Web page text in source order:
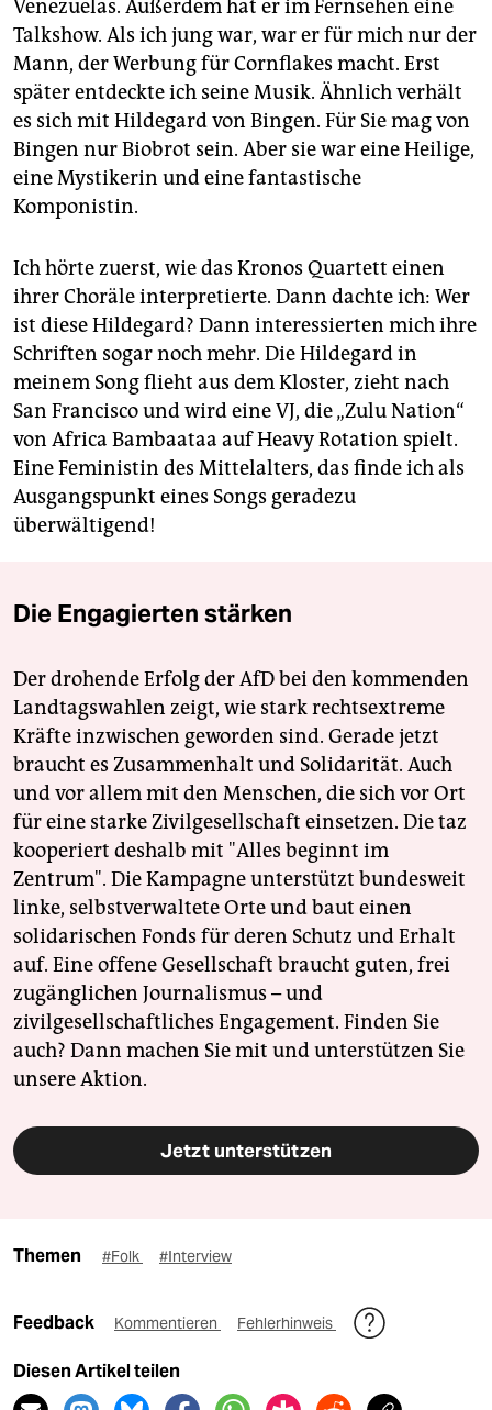
Venezuelas. Außerdem hat er im Fernsehen eine
Talkshow. Als ich jung war, war er für mich nur der
Mann, der Werbung für Cornflakes macht. Erst
später entdeckte ich seine Musik. Ähnlich verhält
es sich mit Hildegard von Bingen. Für Sie mag von
Bingen nur Biobrot sein. Aber sie war eine Heilige,
eine Mystikerin und eine fantastische
Komponistin.
Ich hörte zuerst, wie das Kronos Quartett einen
ihrer Choräle interpretierte. Dann dachte ich: Wer
ist diese Hildegard? Dann interessierten mich ihre
Schriften sogar noch mehr. Die Hildegard in
meinem Song flieht aus dem Kloster, zieht nach
San Francisco und wird eine VJ, die „Zulu Nation“
von Africa Bambaataa auf Heavy Rotation spielt.
Eine Feministin des Mittelalters, das finde ich als
Ausgangspunkt eines Songs geradezu
überwältigend!
Die Engagierten stärken
Der drohende Erfolg der AfD bei den kommenden
Landtagswahlen zeigt, wie stark rechtsextreme
Kräfte inzwischen geworden sind. Gerade jetzt
braucht es Zusammenhalt und Solidarität. Auch
und vor allem mit den Menschen, die sich vor Ort
für eine starke Zivilgesellschaft einsetzen. Die taz
kooperiert deshalb mit "Alles beginnt im
Zentrum". Die Kampagne unterstützt bundesweit
linke, selbstverwaltete Orte und baut einen
solidarischen Fonds für deren Schutz und Erhalt
auf. Eine offene Gesellschaft braucht guten, frei
zugänglichen Journalismus – und
zivilgesellschaftliches Engagement. Finden Sie
auch? Dann machen Sie mit und unterstützen Sie
unsere Aktion.
Jetzt unterstützen
Themen #Folk #Interview
Feedback Kommentieren Fehlerhinweis
Diesen Artikel teilen